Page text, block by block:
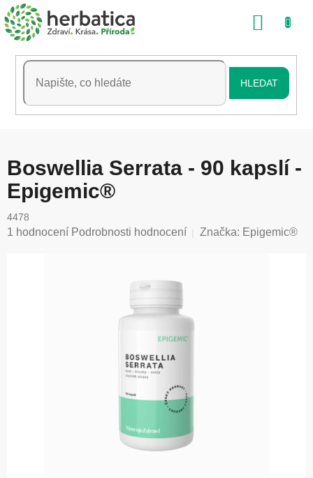
Přejít
na
obsah
HLEDAT
Boswellia Serrata - 90 kapslí -
Epigemic®
4478
Průměrné
1 hodnocení Podrobnosti hodnocení Značka: Epigemic®